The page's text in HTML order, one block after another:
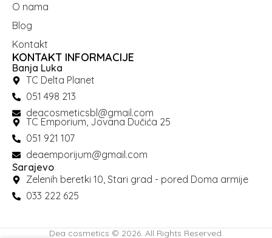
O nama
Blog
Kontakt
KONTAKT INFORMACIJE
Banja Luka
TC Delta Planet
051 498 213
deacosmeticsbl@gmail.com
TC Emporium, Jovana Dučića 25
051 921 107
deaemporijum@gmail.com
Sarajevo
Zelenih beretki 10, Stari grad - pored Doma armije
033 222 625
Dea cosmetics © 2026. All Rights Reserved.